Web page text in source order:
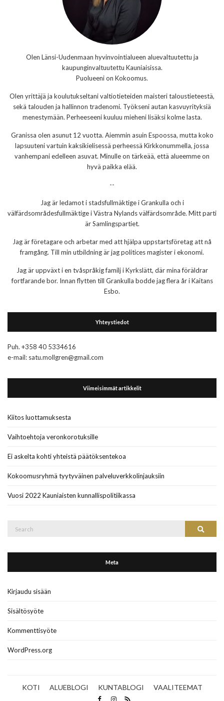
Olen Länsi-Uudenmaan hyvinvointialueen aluevaltuutettu ja
kaupunginvaltuutettu Kauniaisissa.
Puolueeni on Kokoomus.
Olen yrittäjä ja koulutukseltani valtiotieteiden maisteri taloustieteestä,
sekä talouden ja hallinnon tradenomi. Työkseni autan kasvuyrityksiä
menestymään. Perheeseeni kuuluu mieheni lisäksi kolme lasta.
Granissa olen asunut 12 vuotta. Aiemmin asuin Espoossa, mutta koko
lapsuuteni vartuin kaksikielisessä perheessä Kirkkonummella, jossa
vanhempani edelleen asuvat. Minulle on tärkeää, että alueemme on
hyvä paikka elää.
--
Jag är ledamot i stadsfullmäktige i Grankulla och i
välfärdsområdesfullmäktige i Västra Nylands välfärdsområde. Mitt parti
är Samlingspartiet.
Jag är företagare och arbetar med att hjälpa uppstartsföretag att nå
framgång. Till min utbildning är jag politices magister i ekonomi.
Jag är uppväxt i en tvåspråkig familj i Kyrkslätt, där mina föräldrar
fortfarande bor. Innan flytten till Grankulla bodde jag flera år i Kaitans
Esbo.
Yhteystiedot
Puh. +358 40 5334616
e-mail: satu.mollgren@gmail.com
Viimeisimmät artikkelit
Kiitos luottamuksesta
Vaihtoehtoja veronkorotuksille
Ei askelta kohti yhteistä päätöksentekoa
Kokoomusryhmä tyytyväinen palveluverkkolinjauksiin
Vuosi 2022 Kauniaisten kunnallispolitiikassa
Search
Meta
Kirjaudu sisään
Sisältösyöte
Kommenttisyöte
WordPress.org
KOTI ALUEBLOGI KUNTABLOGI VAALITEEMAT